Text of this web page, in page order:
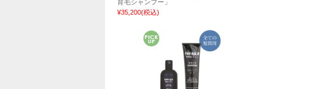
育毛シャンプー」
¥35,200(税込)